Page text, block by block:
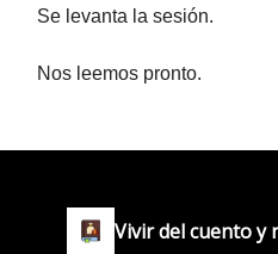
Se levanta la sesión.
Nos leemos pronto.
Vivir del cuento